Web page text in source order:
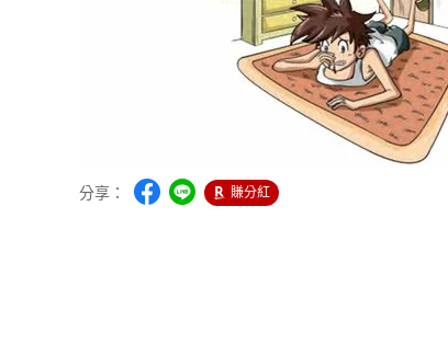
分享： 賺分紅